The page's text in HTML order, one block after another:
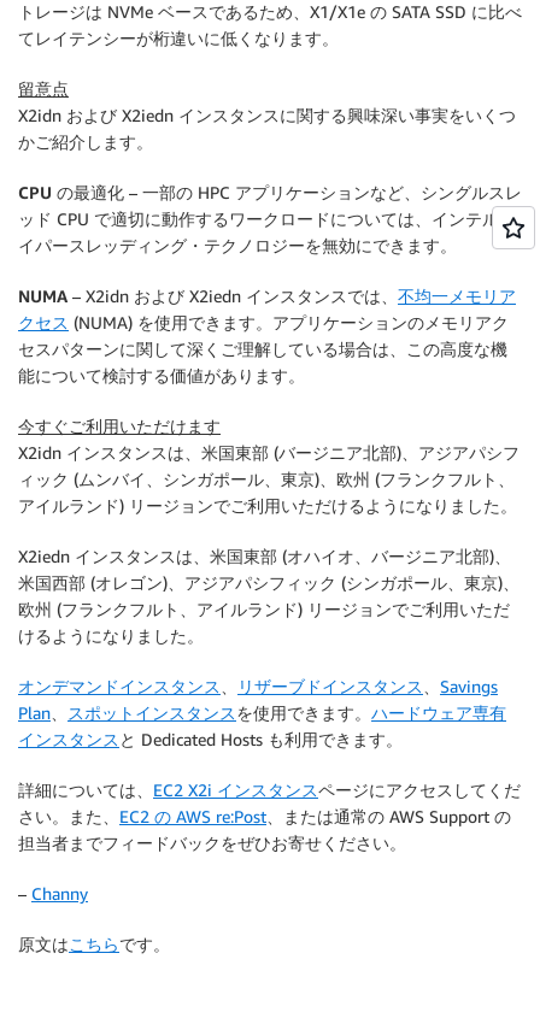
トレージは NVMe ベースであるため、X1/X1e の SATA SSD に比べ
てレイテンシーが桁違いに低くなります。
留意点
X2idn および X2iedn インスタンスに関する興味深い事実をいくつ
かご紹介します。
CPU の最適化 – 一部の HPC アプリケーションなど、シングルスレ
ッド CPU で適切に動作するワークロードについては、インテルハ
イパースレッディング・テクノロジーを無効にできます。
NUMA – X2idn および X2iedn インスタンスでは、 不均一メモリア
クセス (NUMA) を使用できます。アプリケーションのメモリアク
セスパターンに関して深くご理解している場合は、この高度な機
能について検討する価値があります。
今すぐご利用いただけます
X2idn インスタンスは、米国東部 (バージニア北部)、アジアパシフ
ィック (ムンバイ、シンガポール、東京)、欧州 (フランクフルト、
アイルランド) リージョンでご利用いただけるようになりました。
X2iedn インスタンスは、米国東部 (オハイオ、バージニア北部)、
米国西部 (オレゴン)、アジアパシフィック (シンガポール、東京)、
欧州 (フランクフルト、アイルランド) リージョンでご利用いただ
けるようになりました。
オンデマンドインスタンス リザーブドインスタンス
Savings
Plan
スポットインスタンスを使用できます。 ハードウェア専有
インスタンス と Dedicated Hosts も利用できます。
詳細については、 EC2 X2i インスタンスページにアクセスしてくだ
さい。また、 EC2 の AWS re:Post 、または通常の AWS Support の
担当者までフィードバックをぜひお寄せください。
– Channy
原文はこちらです。